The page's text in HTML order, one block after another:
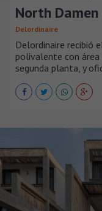
North Damen
Delordinaire
Delordinaire recibió
polivalente con
segunda planta, y